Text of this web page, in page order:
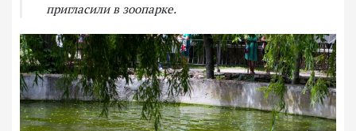
пригласили в зоопарке.